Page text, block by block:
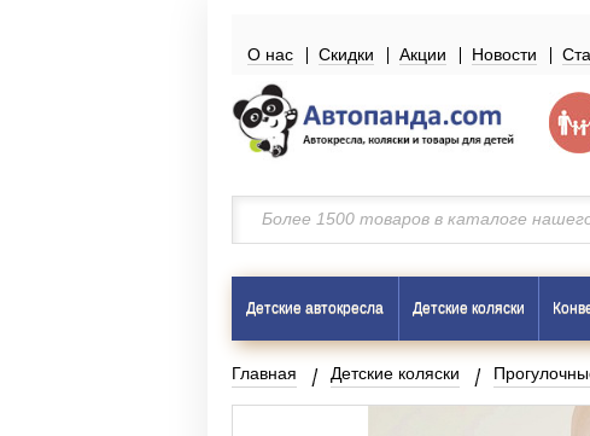
О нас Скидки Акции Новости
Детские автокресла Детские коляски
Главная Детские коляски